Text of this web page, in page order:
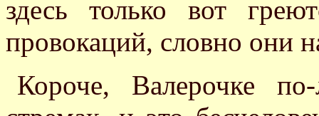
здесь только вот
провокаций, словно они
Короче, Валерочке